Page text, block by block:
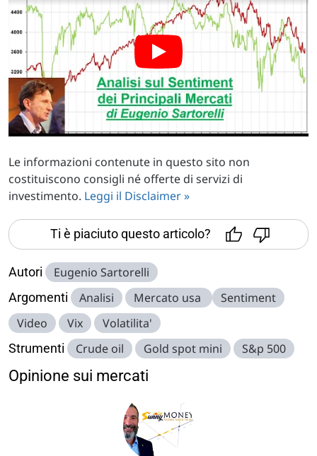
Le informazioni contenute in questo sito non
costituiscono consigli né offerte di servizi di
investimento. Leggi il Disclaimer »
Ti è piaciuto questo articolo?
Autori Eugenio Sartorelli
Argomenti Analisi Mercato usa
Sentiment
Video
Vix Volatilita'
Strumenti Crude oil Gold spot mini S&p 500
Opinione sui mercati